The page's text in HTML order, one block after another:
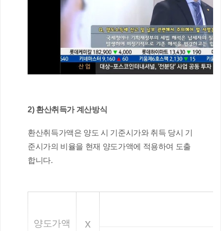
2) 환산취득가 계산방식
환산취득가액은 양도 시 기준시가와 취득 당시 기
준시가의 비율을 현재 양도가액에 적용하여 도출
합니다.
양도가액 x